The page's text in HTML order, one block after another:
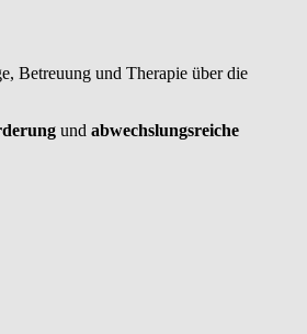
Betreuung und Therapie über die
und abwechslungsreiche